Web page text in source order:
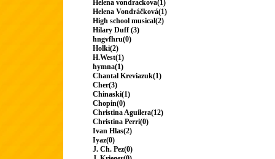
Helena vondrackova(1)
Helena Vondráčková(1)
High school musical(2)
Hilary Duff (3)
hngvfhru(0)
Holki(2)
H.West(1)
hymna(1)
Chantal Kreviazuk(1)
Cher(3)
Chinaski(1)
Chopin(0)
Christina Aguilera(12)
Christina Perri(0)
Ivan Hlas(2)
Iyaz(0)
J. Ch. Pez(0)